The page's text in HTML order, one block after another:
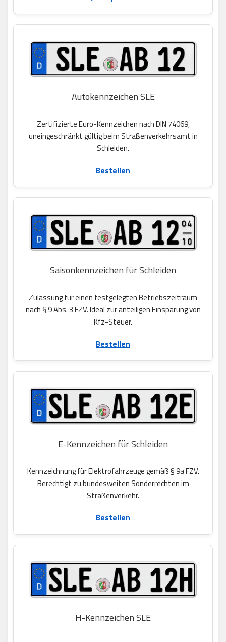
Autokennzeichen SLE
Zertifizierte Euro-Kennzeichen nach DIN 74069,
uneingeschränkt gültig beim Straßenverkehrsamt in
Schleiden.
Bestellen
Saisonkennzeichen für Schleiden
Zulassung für einen festgelegten Betriebszeitraum
nach § 9 Abs. 3 FZV. Ideal zur anteiligen Einsparung von
Kfz-Steuer.
Bestellen
E-Kennzeichen für Schleiden
Kennzeichnung für Elektrofahrzeuge gemäß § 9a FZV.
Berechtigt zu bundesweiten Sonderrechten im
Straßenverkehr.
Bestellen
H-Kennzeichen SLE